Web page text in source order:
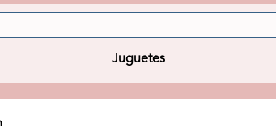
Juguetes